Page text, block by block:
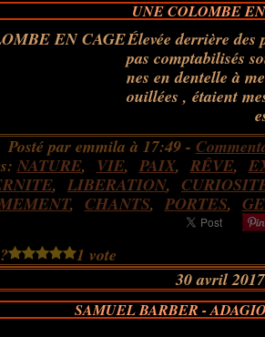
UNE COLOMBE
Élevée derrière des
pas comptabilisés
nes en dentelle à
ouillées , étaient
Posté par emmila à 17:49 -
NATURE, VIE, PAIX, RÊVE,
, LIBERATION,
, CHANTS, PORTES,
1 vote
30 avril 2017
SAMUEL BARBER -